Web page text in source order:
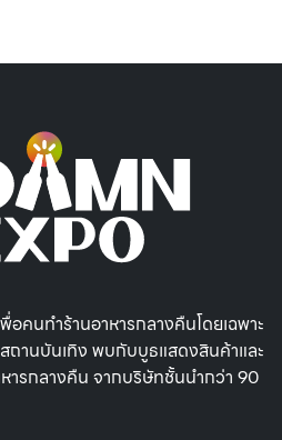
คนทำร้านอาหารกลางคืนโดยเฉพาะ
สถานบันเทิง พบกับบูธแสดงสินค้าและ
ารกลางคืน จากบริษัทชั้นนำกว่า 90